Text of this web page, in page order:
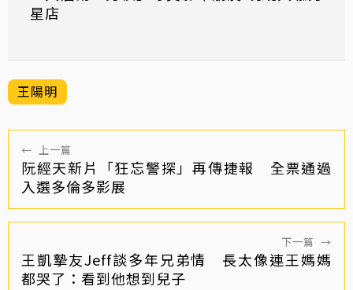
星店
王陽明
← 上一篇
阮經天新片「狂忘警探」再傳捷報 全票通過
入選多倫多影展
下一篇 →
王凱摯友Jeff談多年兄弟情 長太像連王媽媽
都哭了：看到他想到兒子